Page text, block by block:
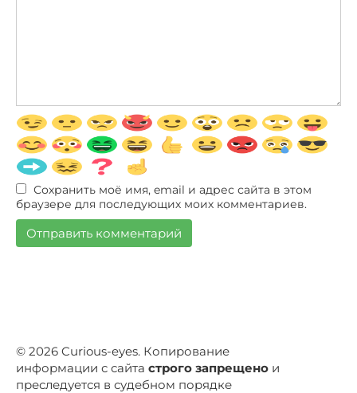
Сохранить моё имя, email и адрес сайта в этом
браузере для последующих моих комментариев.
© 2026 Curious-eyes. Копирование
информации с сайта строго запрещено и
преследуется в судебном порядке